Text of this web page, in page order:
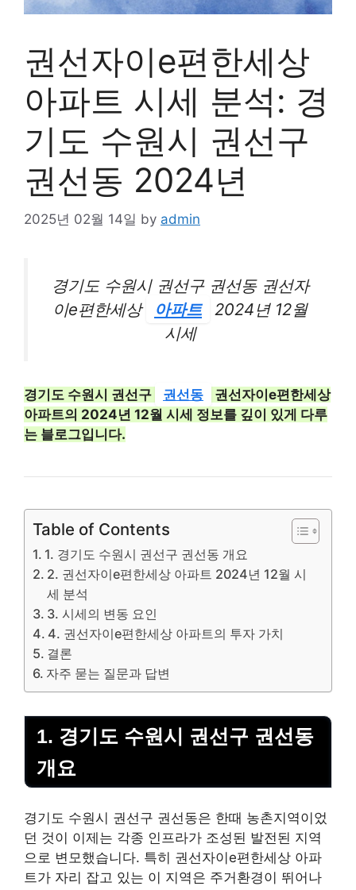
권선자이e편한세상
아파트 시세 분석: 경
기도 수원시 권선구
권선동 2024년
2025년 02월 14일 by admin
경기도 수원시 권선구 권선동 권선자
이e편한세상
아파트
2024년 12월
시세
경기도 수원시 권선구 권선동
권선자이e편한세상
아파트의 2024년 12월 시세 정보를 깊이 있게 다루
는 블로그입니다.
Table of Contents
1. 경기도 수원시 권선구 권선동 개요
2. 권선자이e편한세상 아파트 2024년 12월 시
세 분석
3. 시세의 변동 요인
4. 권선자이e편한세상 아파트의 투자 가치
결론
자주 묻는 질문과 답변
1. 경기도 수원시 권선구 권선동
개요
경기도 수원시 권선구 권선동은 한때 농촌지역이었
던 것이 이제는 각종 인프라가 조성된 발전된 지역
으로 변모했습니다. 특히 권선자이e편한세상 아파
트가 자리 잡고 있는 이 지역은 주거환경이 뛰어나